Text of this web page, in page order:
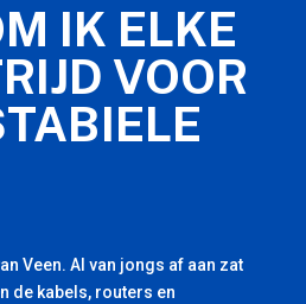
IK ELKE
VOOR
Veen. Al van jongs af aan zat
de kabels, routers en